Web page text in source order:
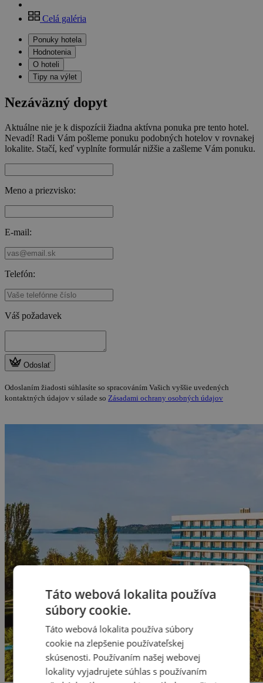
Celá galéria
Ponuky hotela
Hodnotenia
O hoteli
Tipy na výlet
Nezáväzný dopyt
Aktuálne nie je k dispozícii žiadna aktívna ponuka pre tento hotel.
Nevadí! Radi Vám pošleme ponuku podobných hotelov v rovnakej
lokalite. Stačí, keď vyplníte formulár nižšie a zašleme Vám ponuku.
Meno a priezvisko:
E-mail:
Telefón:
Váš požadavek
Odoslať
Odoslaním žiadosti súhlasíte so spracováním Vašich vyššie uvedených
kontaktných údajov v súlade so Zásadami ochrany osobných údajov
Táto webová lokalita používa
súbory cookie.
Táto webová lokalita používa súbory
cookie na zlepšenie používateľskej
skúsenosti. Používaním našej webovej
lokality vyjadrujete súhlas s používaním